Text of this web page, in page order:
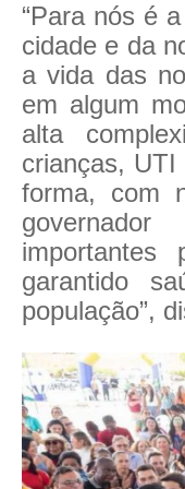
“Para nós é
cidade e da
a vida das
em algum
alta
crianças, UTI
forma, com
garantido
população”,